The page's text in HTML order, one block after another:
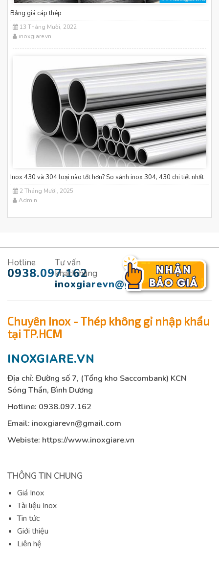
Bảng giá cáp thép
13 Tháng Mười, 2022
inoxgiare.vn
Inox 430 và 304 loại nào tốt hơn? So sánh inox 304, 430 chi tiết nhất
2 Tháng Mười, 2025
Admin
Hotline
0938.097.162
Tư vấn
khách hàng
inoxgiarevn@gmail.com
Chuyên Inox - Thép không gỉ nhập khẩu
tại TP.HCM
INOXGIARE.VN
Địa chỉ: Đường số 7, (Tổng kho Saccombank) KCN
Sóng Thần, Bình Dương
Hotline: 0938.097.162
Email: inoxgiarevn@gmail.com
Webiste: https://www.inoxgiare.vn
THÔNG TIN CHUNG
Giá Inox
Tài liệu Inox
Tin tức
Giới thiệu
Liên hệ